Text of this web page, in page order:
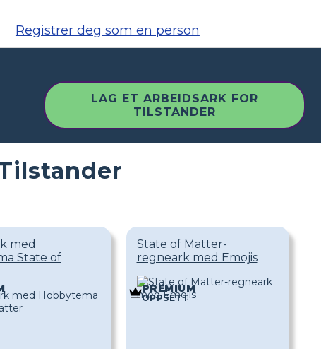
Registrer deg som en person
LAG ET ARBEIDSARK FOR
TILSTANDER
med
State of
State of Matter-
regneark med Emojis
PREMIUM
OPPSETT